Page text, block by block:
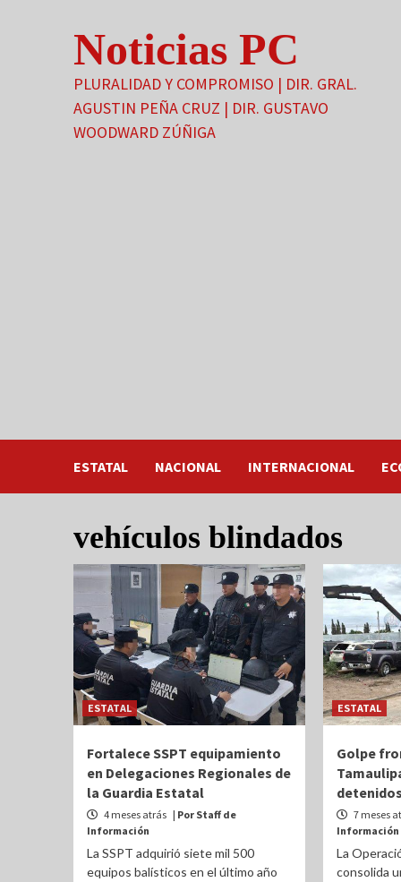
Noticias PC
PLURALIDAD Y COMPROMISO | DIR. GRAL.
AGUSTIN PEÑA CRUZ | DIR. GUSTAVO
WOODWARD ZÚÑIGA
ESTATAL NACIONAL INTERNACIONAL
vehículos blindados
ESTATAL
Fortalece SSPT equipamiento
en Delegaciones Regionales de
la Guardia Estatal
4 meses atrás | Por Staff de
Información
La SSPT adquirió siete mil 500
equipos balísticos en el último año
ESTATAL
Golpe
7 meses
Información
La
consolida